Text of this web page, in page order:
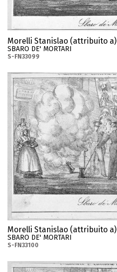
Morelli Stanislao (attribuito a)
SBARO DE' MORTARI
S-FN33099
Morelli Stanislao (attribuito a)
SBARO DE' MORTARI
S-FN33100